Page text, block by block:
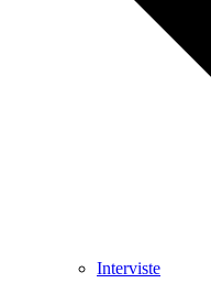
Interviste